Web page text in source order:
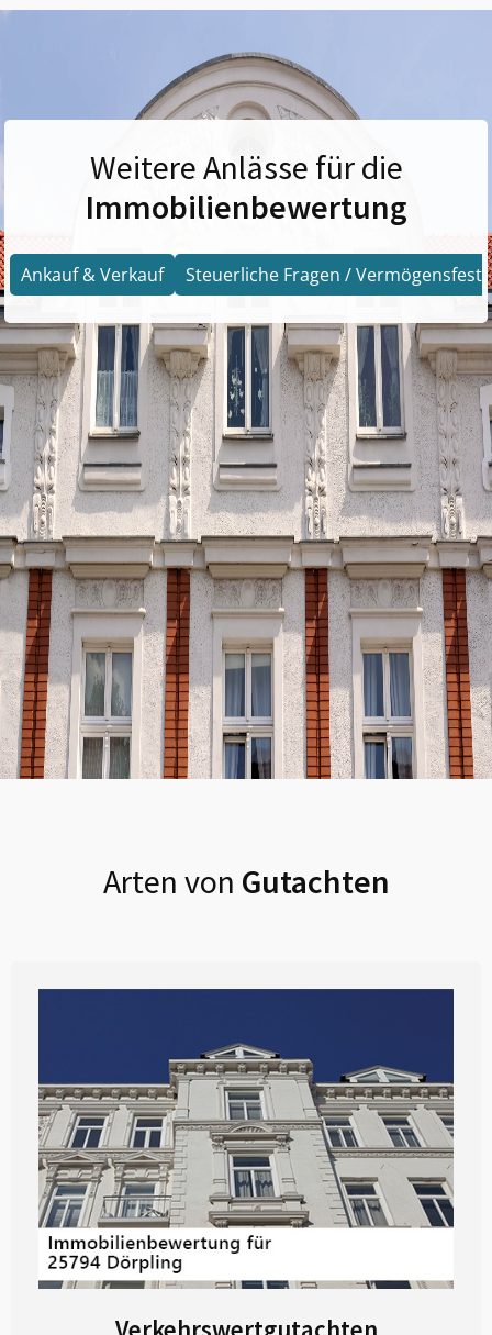
Weitere Anlässe für die
Immobilienbewertung
Ankauf & Verkauf Steuerliche Fragen /
Arten von Gutachten